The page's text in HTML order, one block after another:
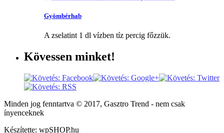
Gyömbérhab
A zselatint 1 dl vízben tíz percig főzzük.
Kövessen minket!
Minden jog fenntartva © 2017, Gasztro Trend - nem csak
ínyenceknek
Készítette: wpSHOP.hu